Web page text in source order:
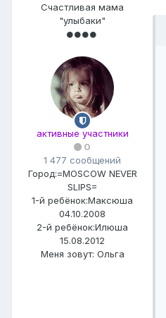
Счастливая мама
"улыбаки"
активные участники
0
1 477 сообщений
Город:=MOSCOW NEVER
SLIPS=
1-й ребёнок:Максюша
04.10.2008
2-й ребёнок:Илюша
15.08.2012
Меня зовут: Ольга